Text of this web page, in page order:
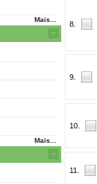
Mais...
Mais...
8.
9.
10.
11.